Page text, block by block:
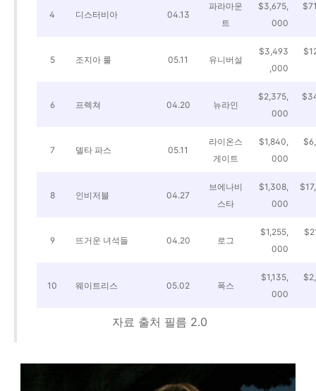
4 디스터비아 04.13
파라마운
트
$3,675,
000
5 조지아 룰 05.11 유니버설
$3,493
,000
6 프렉쳐 04.20 뉴라인
$2,375,
000
7 델타 파스 05.11
라이온스
게이트
$1,840,
000
8 인비저블 04.27
브에나비
스타
$1,308,
000
9 뜨거운 녀석들 04.20 로그
$1,255,
000
10 웨이트리스 05.02 폭스
$1,135,
000
자료 출처 필름 2.0